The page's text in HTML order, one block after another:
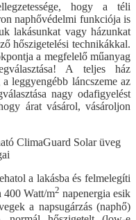
hogy a téli
naphővédelmi funkciója is
lakásunkat vagy házunkat
hőszigetelési technikákkal.
a megfelelő műanyag
A teljes ház
leggyengébb láncszeme az
nagy odafigyelést
árat vásárol, vásároljon
a lakásba és felmelegíti
400 Watt/m2 napenergia esik
a napsugárzás (naphő)